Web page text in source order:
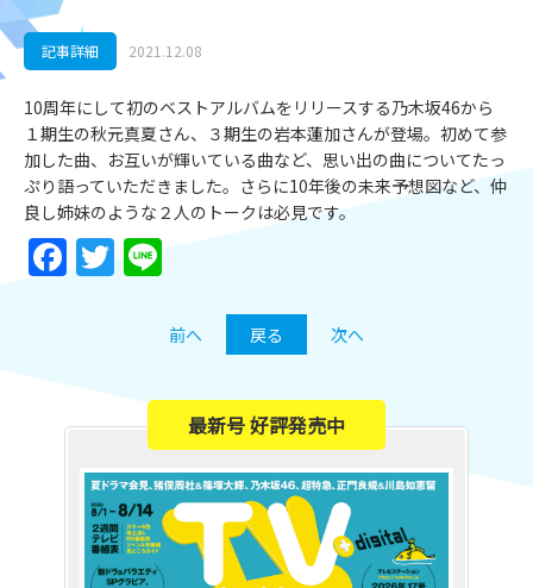
記事詳細 2021.12.08
10周年にして初のベストアルバムをリリースする乃木坂46から
１期生の秋元真夏さん、３期生の岩本蓮加さんが登場。初めて参
加した曲、お互いが輝いている曲など、思い出の曲についてたっ
ぷり語っていただきました。さらに10年後の未来予想図など、仲
良し姉妹のような２人のトークは必見です。
Facebook
Twitter
前へ 戻る 次へ
最新号 好評発売中